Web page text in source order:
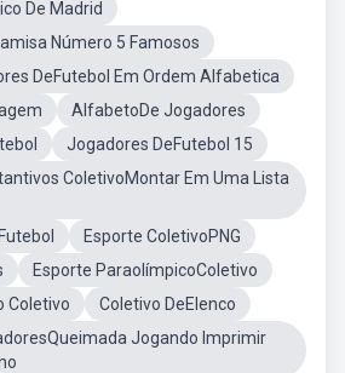
De Madrid
Número 5 Famosos
DeFutebol Em Ordem Alfabetica
AlfabetoDe Jogadores
Jogadores DeFutebol 15
ColetivoMontar Em Uma Lista
Esporte ColetivoPNG
Esporte ParaolímpicoColetivo
Coletivo
Coletivo DeElenco
Jogando Imprimir